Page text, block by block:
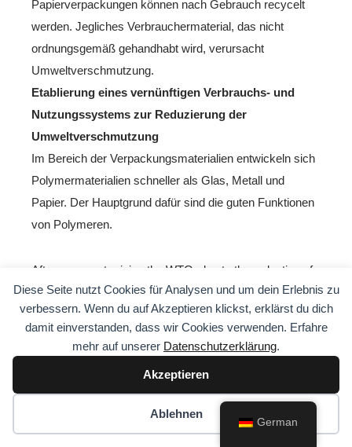
Diese Seite nutzt Cookies für Analysen und um dein Erlebnis zu
verbessern. Wenn du auf Akzeptieren klickst, erklärst du dich
damit einverstanden, dass wir Cookies verwenden. Erfahre
mehr auf unserer Datenschutzerklärung.
Akzeptieren
Ablehnen
Papierverpackungen können nach Gebrauch recycelt
werden. Jegliches Verbrauchermaterial, das nicht
ordnungsgemäß gehandhabt wird, verursacht
Umweltverschmutzung.
Etablierung eines vernünftigen Verbrauchs- und
Nutzungssystems zur Reduzierung der
Umweltverschmutzung
Im Bereich der Verpackungsmaterialien entwickeln sich
Polymermaterialien schneller als Glas, Metall und
Papier. Der Hauptgrund dafür sind die guten Funktionen
von Polymeren.
After my country joins the WTO, due to the reduction of
tariffs, the import tax on plastic resins will drop by 60%,
and my country’s plastic packaging industry will have
greater room for development . According to reports , the
annual growth rate of paper containers in the United
States in the past five years was 3.2%, the annual
growth rate of metal containers was 2.5%, the annual
growth rate of glass containers was 0.5%, and the
German